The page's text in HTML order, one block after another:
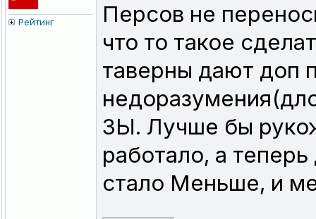
Рейтинг
Персов не
что то такое
таверны дают доп
ЗЫ. Лучше бы
работало, а
стало Меньше, и